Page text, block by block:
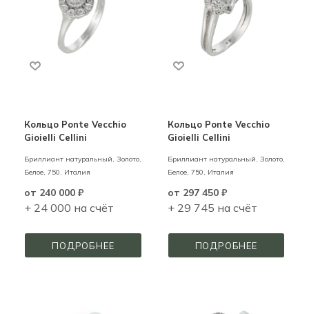
Кольцо Ponte Vecchio
Gioielli Cellini
Бриллиант натуральный, Золото,
Белое, 750, Италия
от 240 000 ₽
+ 24 000 на счёт
ПОДРОБНЕЕ
Кольцо Ponte Vecchio
Gioielli Cellini
Бриллиант натуральный, Золото,
Белое, 750, Италия
от 297 450 ₽
+ 29 745 на счёт
ПОДРОБНЕЕ